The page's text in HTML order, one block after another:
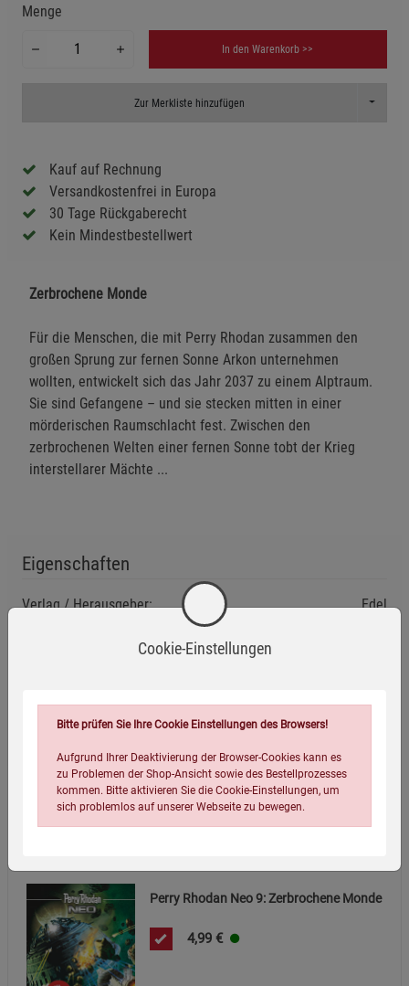
Menge
In den Warenkorb >>
Zur Merkliste hinzufügen Toggle
Kauf auf Rechnung
Versandkostenfrei in Europa
30 Tage Rückgaberecht
Kein Mindestbestellwert
Zerbrochene Monde
Für die Menschen, die mit Perry Rhodan zusammen den
großen Sprung zur fernen Sonne Arkon unternehmen
wollten, entwickelt sich das Jahr 2037 zu einem Alptraum.
Sie sind Gefangene – und sie stecken mitten in einer
mörderischen Raumschlacht fest. Zwischen den
zerbrochenen Welten einer fernen Sonne tobt der Krieg
interstellarer Mächte ...
Eigenschaften
Verlag / Herausgeber:
Edel
Verpackungsmaße (LxBxH):
5,4 15
Wird oft zusammen bestellt:
Perry Rhodan Neo 9: Zerbrochene Monde
4,99 €
Cookie-Einstellungen
Bitte prüfen Sie Ihre Cookie Einstellungen des Browsers!
Aufgrund Ihrer Deaktivierung der Browser-Cookies kann es
zu Problemen der Shop-Ansicht sowie des Bestellprozesses
kommen. Bitte aktivieren Sie die Cookie-Einstellungen, um
sich problemlos auf unserer Webseite zu bewegen.
Einstellungen speichern für die Gruppe